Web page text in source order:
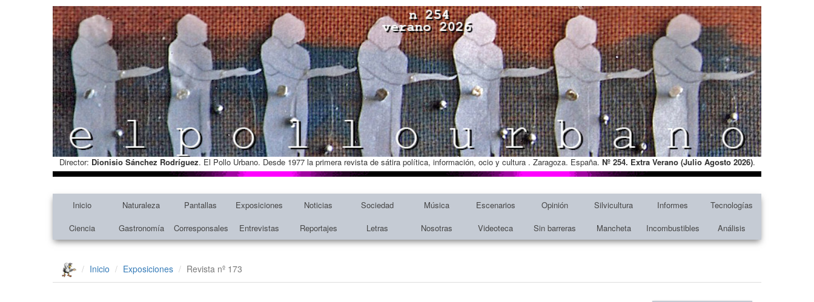
Director: Dionisio Sánchez Rodríguez. El Pollo Urbano. Desde 1977 la primera revista de sátira política, información, ocio y cultura . Zaragoza. España. Nº 254. Extra Verano (Julio Agosto 2026).
Inicio Naturaleza Pantallas Exposiciones Noticias Sociedad Música Escenarios Opinión Silvicultura Informes
Tecnologías
Ciencia
Gastronomía Corresponsales Entrevistas Reportajes Letras Nosotras Videoteca Sin barreras Mancheta Incombustibles Análisis
Inicio Exposiciones Revista nº 173